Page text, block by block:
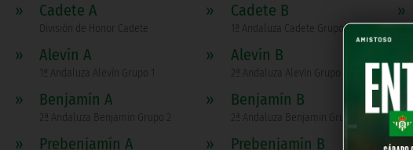
» Cadete A
División de Honor Cadete
» Cadete B
1ª Andaluza Cadete Grupo 1
»
» Alevín A
1ª Andaluza Alevín Grupo 1
» Alevín B
2ª Andaluza Alevín Grupo 2
» Benjamín A
2ª Andaluza Benjamin Grupo 2
» Benjamín B
2ª Andaluza Benjamin Grupo 1
» Prebenjamín A » Prebenjamín B